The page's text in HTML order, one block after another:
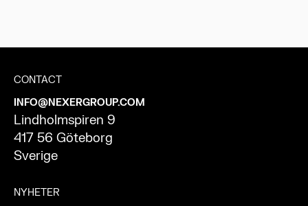
CONTACT
INFO@NEXERGROUP.COM
Lindholmspiren 9
417 56 Göteborg
Sverige
NYHETER